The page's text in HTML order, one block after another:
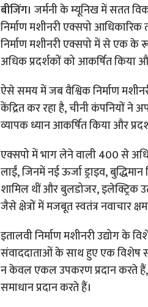
बीजिंग। जर्मनी के म्यूनिख में सतत
निर्माण मशीनरी एक्सपो
निर्माण मशीनरी एक्सपो में से एक
अधिक प्रदर्शकों को आकर्षित
ऐसे समय में जब वैश्विक निर्माण
केंद्रित कर रहा है, चीनी कंपनियों ने
व्यापक ध्यान आकर्षित किया और
एक्सपो में भाग लेने वाली 400 से
लाईं, जिनमें नई ऊर्जा ड्राइव,
शामिल थीं और बुलडोजर, इलेक्ट्रिक
जैसे क्षेत्रों में मजबूत स्वतंत्र नवाचार
इतालवी निर्माण मशीनरी उद्योग के
संवाददाताओं के साथ हुए एक विशेष
न केवल एकल उपकरण प्रदान करते
समाधान प्रदान करते हैं।